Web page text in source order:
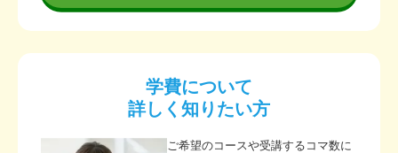
学費について
詳しく知りたい方
ご希望のコースや受講するコマ数に